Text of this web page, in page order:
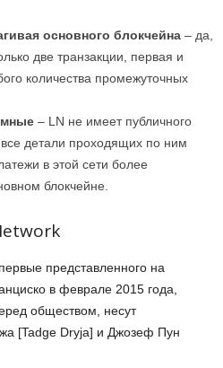
основного блокчейна – да,
две транзакции, первая и
количества промежуточных
– LN не имеет публичного
детали проходящих по ним
в этой сети более
блокчейне.
представленного на
в феврале 2015 года,
обществом, несут
[Tadge Dryja] и Джозеф Пун